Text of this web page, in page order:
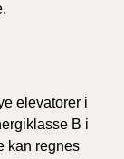
elevatorer i
B i
kan regnes